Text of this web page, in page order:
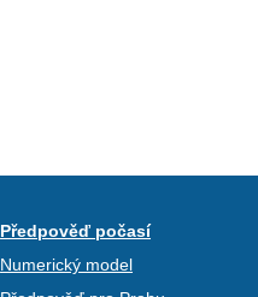
Předpověď počasí
Numerický model